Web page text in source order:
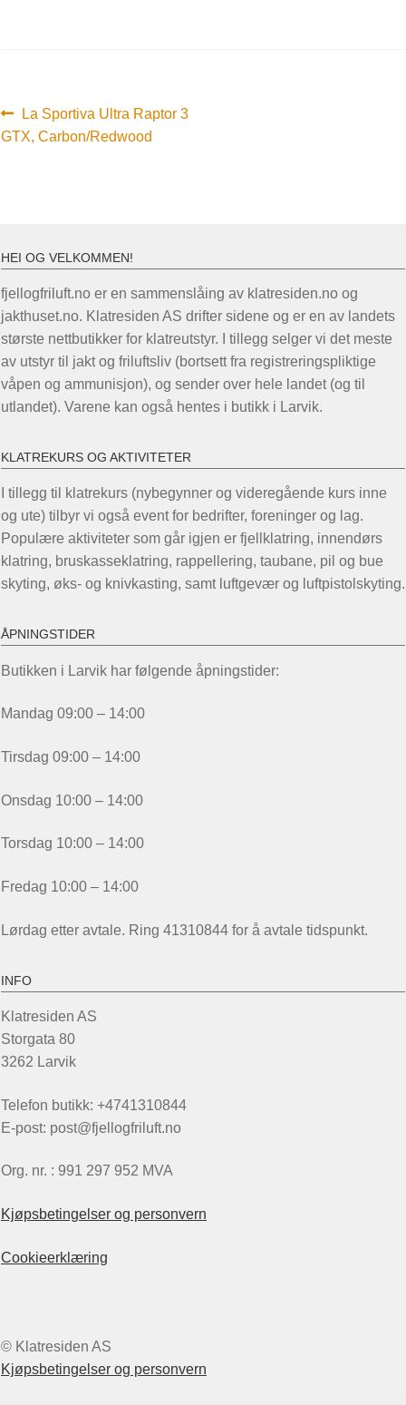
Innleggsnavigasjon
Forrige
innlegg:
La Sportiva Ultra Raptor 3
GTX, Carbon/Redwood
HEI OG VELKOMMEN!
fjellogfriluft.no er en sammenslåing av klatresiden.no og
jakthuset.no. Klatresiden AS drifter sidene og er en av landets
største nettbutikker for klatreutstyr. I tillegg selger vi det meste
av utstyr til jakt og friluftsliv (bortsett fra registreringspliktige
våpen og ammunisjon), og sender over hele landet (og til
utlandet). Varene kan også hentes i butikk i Larvik.
KLATREKURS OG AKTIVITETER
I tillegg til klatrekurs (nybegynner og videregående kurs inne
og ute) tilbyr vi også event for bedrifter, foreninger og lag.
Populære aktiviteter som går igjen er fjellklatring, innendørs
klatring, bruskasseklatring, rappellering, taubane, pil og bue
skyting, øks- og knivkasting, samt luftgevær og luftpistolskyting.
ÅPNINGSTIDER
Butikken i Larvik har følgende åpningstider:
Mandag 09:00 – 14:00
Tirsdag 09:00 – 14:00
Onsdag 10:00 – 14:00
Torsdag 10:00 – 14:00
Fredag 10:00 – 14:00
Lørdag etter avtale. Ring 41310844 for å avtale tidspunkt.
INFO
Klatresiden AS
Storgata 80
3262 Larvik
Telefon butikk: +4741310844
E-post: post@fjellogfriluft.no
Org. nr. : 991 297 952 MVA
Kjøpsbetingelser og personvern
Cookieerklæring
© Klatresiden AS
Kjøpsbetingelser og personvern